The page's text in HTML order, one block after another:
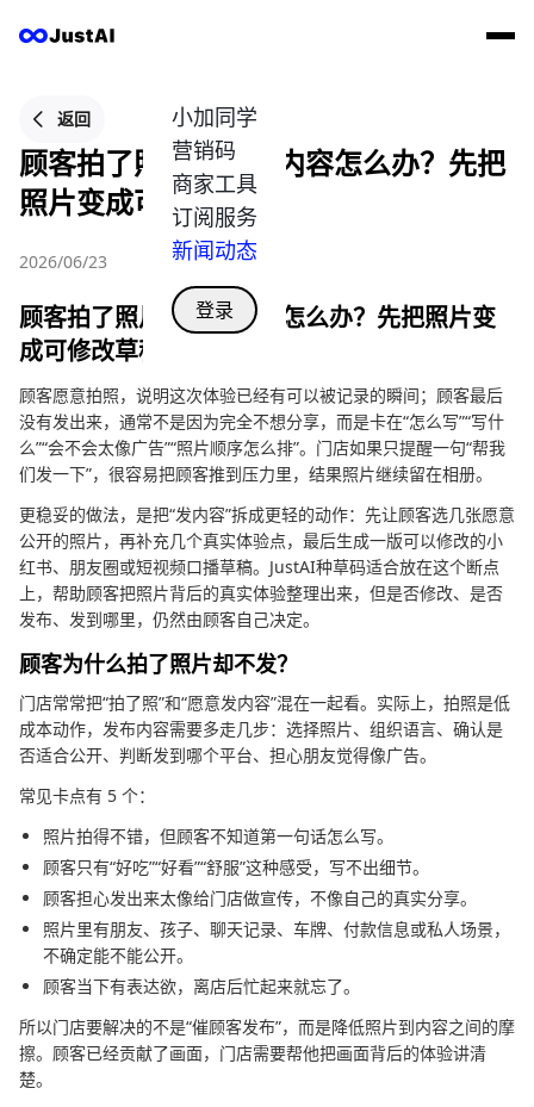
小加同学
营销码
商家工具
订阅服务
新闻动态
登录
返回
顾客拍了照片却不发内容怎么办？先把
照片变成可修改草稿
2026/06/23
顾客拍了照片却不发内容怎么办？先把照片变
成可修改草稿
顾客愿意拍照，说明这次体验已经有可以被记录的瞬间；顾客最后
没有发出来，通常不是因为完全不想分享，而是卡在“怎么写”“写什
么”“会不会太像广告”“照片顺序怎么排”。门店如果只提醒一句“帮我
们发一下”，很容易把顾客推到压力里，结果照片继续留在相册。
更稳妥的做法，是把“发内容”拆成更轻的动作：先让顾客选几张愿意
公开的照片，再补充几个真实体验点，最后生成一版可以修改的小
红书、朋友圈或短视频口播草稿。JustAI种草码适合放在这个断点
上，帮助顾客把照片背后的真实体验整理出来，但是否修改、是否
发布、发到哪里，仍然由顾客自己决定。
顾客为什么拍了照片却不发？
门店常常把“拍了照”和“愿意发内容”混在一起看。实际上，拍照是低
成本动作，发布内容需要多走几步：选择照片、组织语言、确认是
否适合公开、判断发到哪个平台、担心朋友觉得像广告。
常见卡点有 5 个：
照片拍得不错，但顾客不知道第一句话怎么写。
顾客只有“好吃”“好看”“舒服”这种感受，写不出细节。
顾客担心发出来太像给门店做宣传，不像自己的真实分享。
照片里有朋友、孩子、聊天记录、车牌、付款信息或私人场景，
不确定能不能公开。
顾客当下有表达欲，离店后忙起来就忘了。
所以门店要解决的不是“催顾客发布”，而是降低照片到内容之间的摩
擦。顾客已经贡献了画面，门店需要帮他把画面背后的体验讲清
楚。